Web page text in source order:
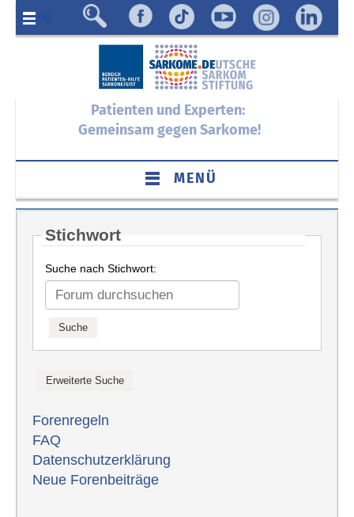
Menü
Patienten und Experten:
Gemeinsam gegen Sarkome!
MENÜ
Stichwort
Suche nach Stichwort:
Forenregeln
FAQ
Datenschutzerklärung
Neue Forenbeiträge